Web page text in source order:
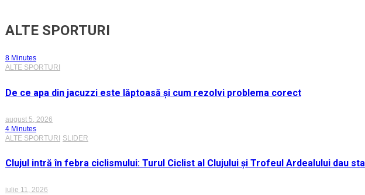
ALTE SPORTURI
8 Minutes
ALTE SPORTURI
De ce apa din jacuzzi este lăptoasă și cum rezolvi problema corect
august 5, 2026
4 Minutes
ALTE SPORTURI SLIDER
Clujul intră în febra ciclismului: Turul Ciclist al Clujului și Trofeul Ardealului dau
iulie 11, 2026